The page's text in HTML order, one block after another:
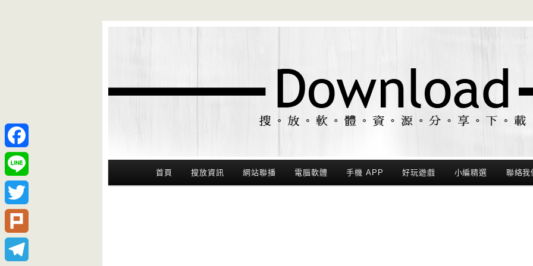
Main Menu
首頁 搜放資訊 網站聯播 電腦軟體 手機 APP 好玩遊戲 小編精選 聯絡我
Facebook
Line
Twitter
Plurk